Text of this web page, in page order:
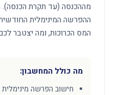
מההכנסה (עד תקרת
ההפרשה המינימלית
המס הכרוכות, ומה יצטבר
מה כולל המחשבון:
חישוב הפרשה מינימלית